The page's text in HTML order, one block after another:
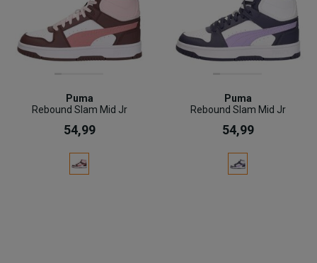
Puma
Rebound Slam Mid Jr
54,99
Puma
Rebound Slam Mid Jr
54,99